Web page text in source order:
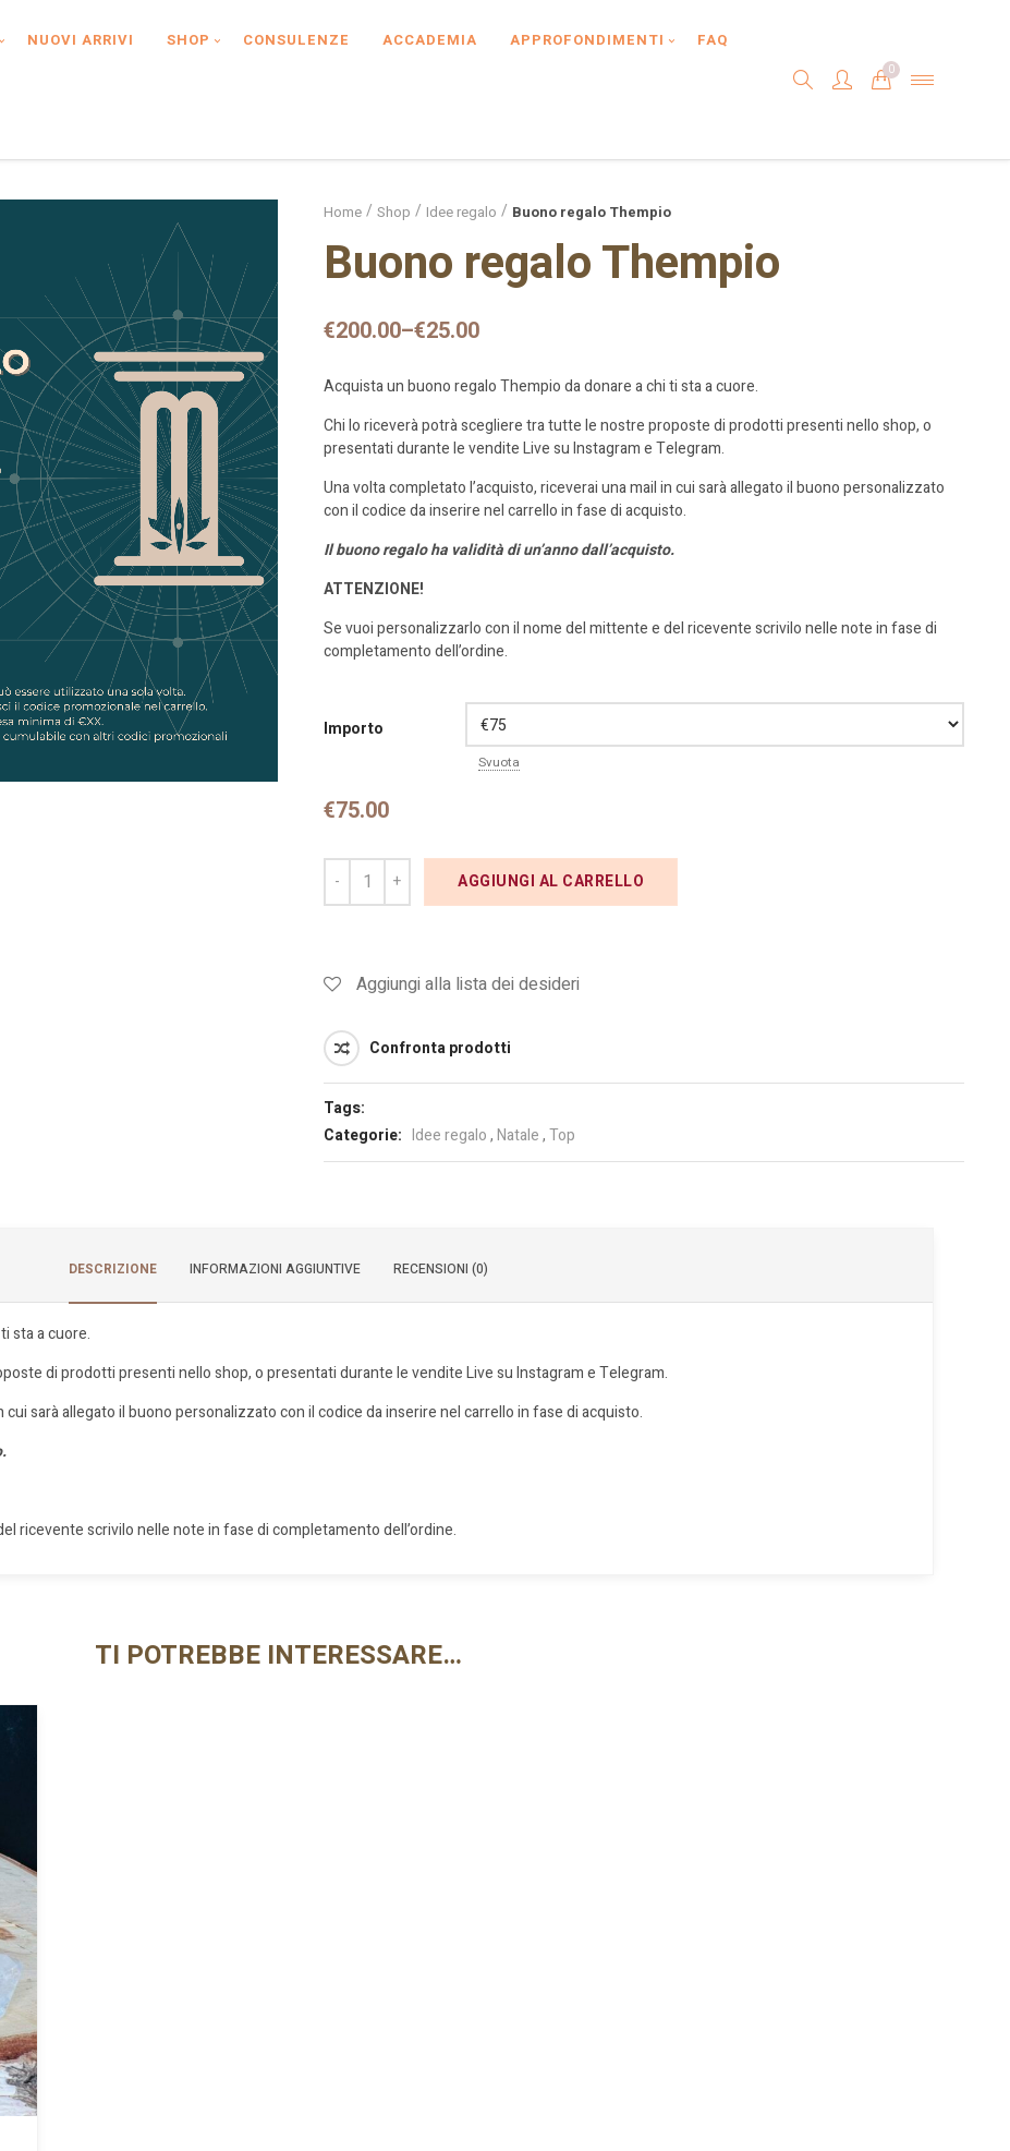
NUOVI ARRIVI SHOP CONSULENZE ACCADEMIA APPROFONDIMENTI FAQ
0
Home Shop Idee regalo Buono regalo Thempio
Buono regalo Thempio
€25.00
–
€200.00
Acquista un buono regalo Thempio da donare a chi ti sta a cuore.
Chi lo riceverà potrà scegliere tra tutte le nostre proposte di prodotti presenti nello shop, o
presentati durante le vendite Live su Instagram e Telegram.
Una volta completato l’acquisto, riceverai una mail in cui sarà allegato il buono personalizzato
con il codice da inserire nel carrello in fase di acquisto.
Il buono regalo ha validità di un’anno dall’acquisto.
ATTENZIONE!
Se vuoi personalizzarlo con il nome del mittente e del ricevente scrivilo nelle note in fase di
completamento dell’ordine.
Importo
Svuota
€75.00
AGGIUNGI AL CARRELLO
Aggiungi alla lista dei desideri
Confronta prodotti
Tags:
Categorie: Idee regalo,Natale,Top
DESCRIZIONE INFORMAZIONI AGGIUNTIVE RECENSIONI (0)
sta a cuore.
di prodotti presenti nello shop, o presentati durante le vendite Live su Instagram e Telegram.
sarà allegato il buono personalizzato con il codice da inserire nel carrello in fase di acquisto.
ricevente scrivilo nelle note in fase di completamento dell’ordine.
TI POTREBBE INTERESSARE…